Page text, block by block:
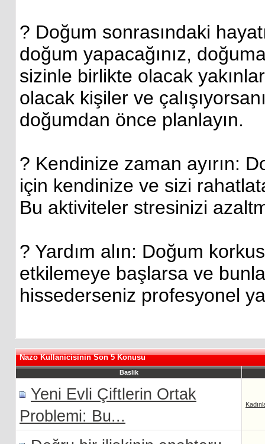
? Doğum sonrasındaki
doğum yapacağınız,
sizinle birlikte olacak
olacak kişiler ve
doğumdan önce planlayın.
? Kendinize zaman ayırın:
için kendinize ve sizi
Bu aktiviteler stresinizi
? Yardım alın: Doğum
etkilemeye başlarsa ve
hissederseniz profesyonel
Nazo Kullanicisinin Son 5 Konusu
Baslik
Yeni Evli Çiftlerin Ortak
Problemi: Bu...